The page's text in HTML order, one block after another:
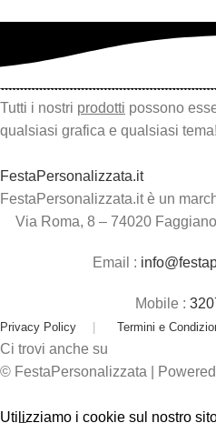
Tutti i nostri prodotti possono
qualsiasi grafica e qualsiasi tema!
FestaPersonalizzata.it
FestaPersonalizzata.it è un
Via Roma, 8 – 74020
Email :
Mobile :
Privacy Policy | Termini e
Ci trovi anche su
© FestaPersonalizzata |
Utilizziamo i cookie sul nostro